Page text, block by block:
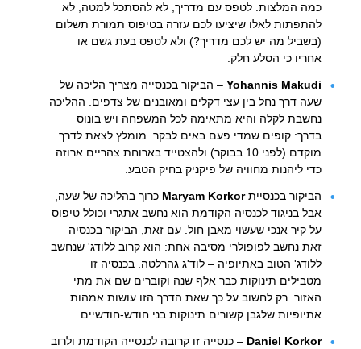
כמה המלצות: לטפס עם מדריך, לא להסתכל למטה, לא
להתפתות לאלו שיציעו לכם עזרה בטיפוס תמורת תשלום
(בשביל מה יש לכם מדריך?) ולא לטפס בעת גשם או
אחריו כי הסלע חלק.
Yohannis Makudi
– הביקור בכנסייה מצריך הליכה של
שעה דרך נחל בין עצי דקלים ומאובנים של צדפים. ההליכה
נחשבת לקלה והיא מתאימה לכל המשפחה ויש בונוס
בדרך: קופים שמדי פעם באים לבקר. מומלץ לצאת לדרך
מוקדם (לפני 10 בבוקר) ולהצטייד בארוחת צהריים ארוזה
כדי ליהנות מחוויה של פיקניק בחיק הטבע.
הביקור בכנסייתMaryam Korkor כרוך בהליכה של שעה,
אבל בניגוד לכנסיה הקודמת הוא נחשב אתגרי וכולל טיפוס
על קיר אנכי שעשוי מאבן חול. עם זאת, הביקור בכנסיה
זאת נחשב לפופולרי מסיבה אחת: הוא קרוב ללודג' שנחשב
ללודג' הטוב באתיופיה – לוד'ג גהרלטה. בכנסיה זו
מטבילים תינוקות כבר אלף שנה וקוברים שם את מתי
האזור. רק לחשוב על כך שאת הדרך הזו עושות אמהות
אתיופיות שלגבן קשורים תינוקות בני חודש-חודשיים…
Daniel Korkor – כנסייה זו קרובה לכנסייה הקודמת ולרוב